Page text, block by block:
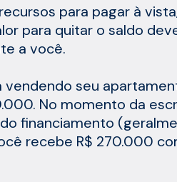
para pagar à
para quitar o saldo
a você.
seu
No momento da
financiamento
recebe R$ 270.000